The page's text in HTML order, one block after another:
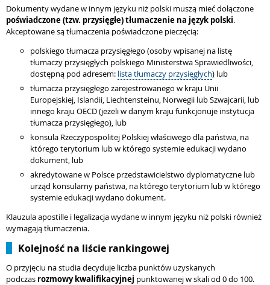
Dokumenty wydane w innym języku niż polski muszą mieć dołączone
poświadczone (tzw. przysięgłe) tłumaczenie na język polski.
Akceptowane są tłumaczenia poświadczone pieczęcią:
polskiego tłumacza przysięgłego (osoby wpisanej na listę
tłumaczy przysięgłych polskiego Ministerstwa Sprawiedliwości,
dostępną pod adresem: lista tłumaczy przysięgłych) lub
tłumacza przysięgłego zarejestrowanego w kraju Unii
Europejskiej, Islandii, Liechtensteinu, Norwegii lub Szwajcarii, lub
innego kraju OECD (jeżeli w danym kraju funkcjonuje instytucja
tłumacza przysięgłego), lub
konsula Rzeczypospolitej Polskiej właściwego dla państwa, na
którego terytorium lub w którego systemie edukacji wydano
dokument, lub
akredytowane w Polsce przedstawicielstwo dyplomatyczne lub
urząd konsularny państwa, na którego terytorium lub w którego
systemie edukacji wydano dokument.
Klauzula apostille i legalizacja wydane w innym języku niż polski również
wymagają tłumaczenia.
Kolejność na liście rankingowej
O przyjęciu na studia decyduje liczba punktów uzyskanych
podczas rozmowy kwalifikacyjnej punktowanej w skali od 0 do 100.